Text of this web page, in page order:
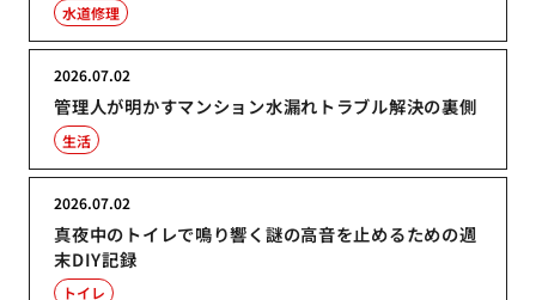
水道修理
管理人が明かすマンション水漏れトラブル解決の裏側
2026.07.02
生活
真夜中のトイレで鳴り響く謎の高音を止めるための週
末DIY記録
2026.07.02
トイレ